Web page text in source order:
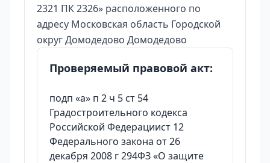
2321 ПК 2326» расположенного по
адресу Московская область Городской
округ Домодедово Домодедово
Проверяемый правовой акт:
подп «а» п 2 ч 5 ст 54
Градостроительного кодекса
Российской Федерациист 12
Федерального закона от 26
декабря 2008 г 294ФЗ «О защите